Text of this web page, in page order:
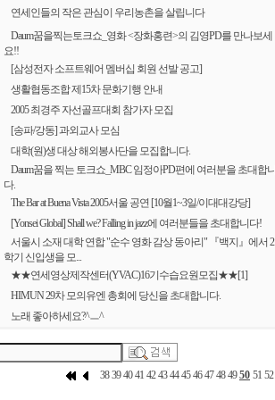
연세인들의 작은 관심이 우리농촌을 살립니다
Daum꿈을찍는토크쇼_영화 <장화홍련>의 김영PD를 만나보세
요!!
[삼성전자 소프트웨어 멤버십 회원 선발 공고]
생활협동조합 제15차 문화기행 안내
2005 최경주 자선골프대회 참가자 모집
[송파/강동] 과외교사 모심
대학(원)생 대상 해외봉사단을 모집합니다.
Daum꿈을 찍는 토크쇼_MBC 임정아PD편에 여러분을 초대합니
다.
The Bar at Buena Vista 2005서울 공연 [10월1~3일/이대대강당]
[Yonsei Global] Shall we? Falling in jazz에 여러분들을 초대합니다!
서울시 소재 대학 연합 "순수 영화 감상 동아리" 『백지』에서 2
학기 신입생을 모...
★★연세영상제작센터(YVAC)16기수습요원모집★★[1]
HIMUN 29차 모의유엔 총회에 당신을 초대합니다.
노래 좋아하세요?^ㅡ^
38 39 40 41 42 43 44 45 46 47 48 49 50 51 52